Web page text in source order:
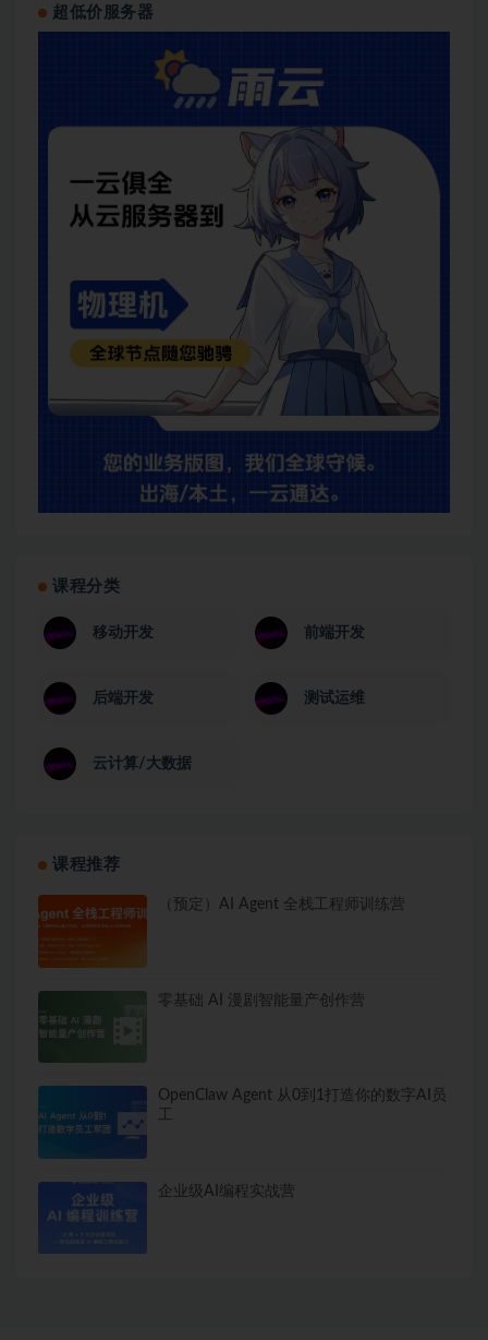
超低价服务器
课程分类
移动开发 前端开发
后端开发 测试运维
云计算/大数据
课程推荐
（预定）AI Agent 全栈工程师训练营
零基础 AI 漫剧智能量产创作营
OpenClaw Agent 从0到1打造你的数字AI员
工
企业级AI编程实战营